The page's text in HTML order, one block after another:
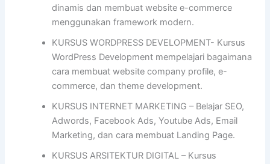
dinamis dan membuat website e-commerce
menggunakan framework modern.
KURSUS WORDPRESS DEVELOPMENT- Kursus
WordPress Development mempelajari bagaimana
cara membuat website company profile, e-
commerce, dan theme development.
KURSUS INTERNET MARKETING – Belajar SEO,
Adwords, Facebook Ads, Youtube Ads, Email
Marketing, dan cara membuat Landing Page.
KURSUS ARSITEKTUR DIGITAL – Kursus